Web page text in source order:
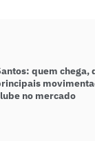
quem chega,
no mercado